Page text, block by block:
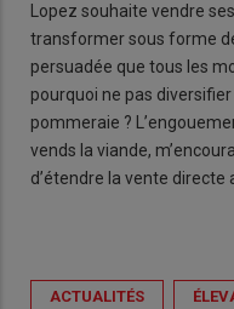
Lopez souhaite vendre
transformer sous forme
persuadée que tous les
pourquoi ne pas diversifier
pommeraie ?
vends la viande,
d’étendre la vente
ACTUALITÉS